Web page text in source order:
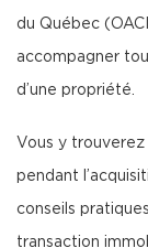
du Québec
accompagner
d’une propriété.
Vous y
pendant
conseils
transaction